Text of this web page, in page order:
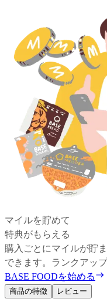
マイルを貯めて
特典がもらえる
購入ごとにマイルが貯
できます。ランクアッ
BASE FOODを始める
商品の特徴 レビュー